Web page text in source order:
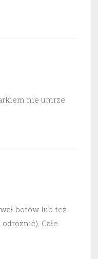
nie umrze
botów lub też
Całe